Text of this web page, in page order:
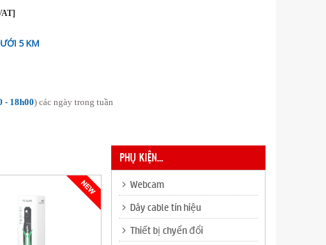
5 KM
- 18h00) các ngày trong tuần
PHỤ KIỆN...
Webcam
Dây cable tín hiệu
Thiết bị chyển đổi